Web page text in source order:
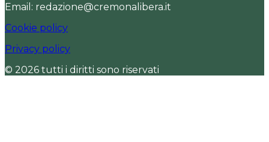
Email: redazione@cremonalibera.it
Cookie policy
Privacy policy
© 2026 tutti i diritti sono riservati